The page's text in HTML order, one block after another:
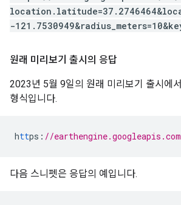
-
원래 미리보기 출시의 응답
2023년 5월 9일의 원래 미리보기 출시에
형식입니다.
https : //
다음 스니펫은 응답의 예입니다.